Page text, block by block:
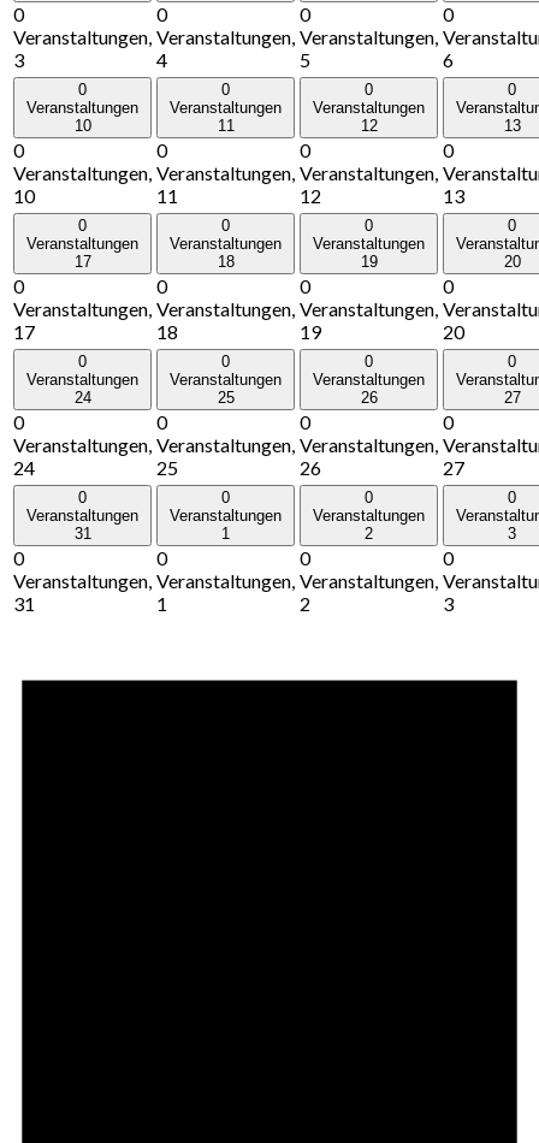
0
Veranstaltungen,
3
0
Veranstaltungen,
4
0
Veranstaltungen,
5
0
6
0
Veranstaltungen
10
0
Veranstaltungen,
10
0
Veranstaltungen
11
0
Veranstaltungen,
11
0
Veranstaltungen
12
0
Veranstaltungen,
12
0
13
0
13
0
Veranstaltungen
17
0
Veranstaltungen,
17
0
Veranstaltungen
18
0
Veranstaltungen,
18
0
Veranstaltungen
19
0
Veranstaltungen,
19
0
20
0
20
0
Veranstaltungen
24
0
Veranstaltungen,
24
0
Veranstaltungen
25
0
Veranstaltungen,
25
0
Veranstaltungen
26
0
Veranstaltungen,
26
0
27
0
27
0
Veranstaltungen
31
0
Veranstaltungen,
31
0
Veranstaltungen
1
0
Veranstaltungen,
1
0
Veranstaltungen
2
0
Veranstaltungen,
2
0
3
0
3